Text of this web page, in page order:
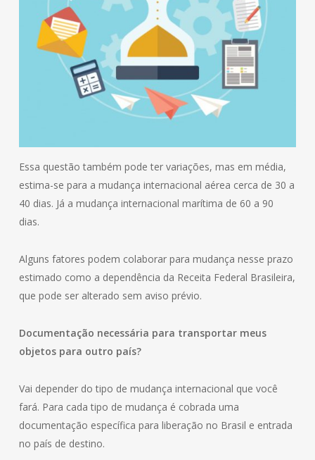
Essa questão também pode ter variações, mas em média,
estima-se para a mudança internacional aérea cerca de 30 a
40 dias. Já a mudança internacional marítima de 60 a 90
dias.
Alguns fatores podem colaborar para mudança nesse prazo
estimado como a dependência da Receita Federal Brasileira,
que pode ser alterado sem aviso prévio.
Documentação necessária para transportar meus
objetos para outro país?
Vai depender do tipo de mudança internacional que você
fará. Para cada tipo de mudança é cobrada uma
documentação específica para liberação no Brasil e entrada
no país de destino.